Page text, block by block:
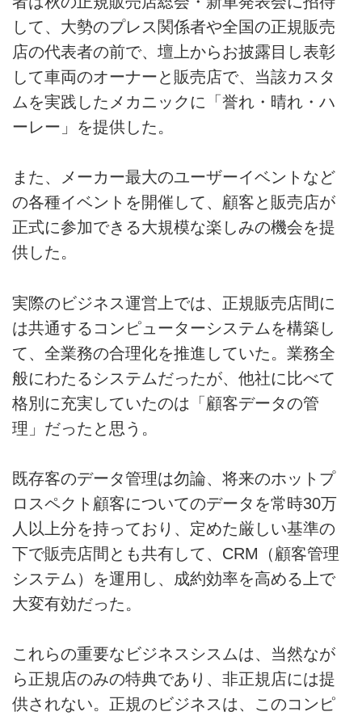
して、大勢のプレス関係者や全国の正規販売
店の代表者の前で、壇上からお披露目し表彰
して車両のオーナーと販売店で、当該カスタ
ムを実践したメカニックに「誉れ・晴れ・ハ
ーレー」を提供した。
また、メーカー最大のユーザーイベントなど
の各種イベントを開催して、顧客と販売店が
正式に参加できる大規模な楽しみの機会を提
供した。
実際のビジネス運営上では、正規販売店間に
は共通するコンピューターシステムを構築し
て、全業務の合理化を推進していた。業務全
般にわたるシステムだったが、他社に比べて
格別に充実していたのは「顧客データの管
理」だったと思う。
既存客のデータ管理は勿論、将来のホットプ
ロスペクト顧客についてのデータを常時30万
人以上分を持っており、定めた厳しい基準の
下で販売店間とも共有して、CRM（顧客管理
システム）を運用し、成約効率を高める上で
大変有効だった。
これらの重要なビジネスシスムは、当然なが
ら正規店のみの特典であり、非正規店には提
供されない。正規のビジネスは、このコンピ